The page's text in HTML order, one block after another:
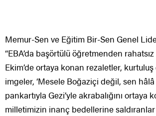
Memur-Sen ve Eğitim Bir-Sen Genel
“EBA’da başörtülü öğretmenden
Ekim’de ortaya konan rezaletler,
imgeler, ‘Mesele Boğaziçi değil, sen hâlâ
pankartıyla Gezi’yle akrabalığını ortaya
milletimizin inanç bedellerine